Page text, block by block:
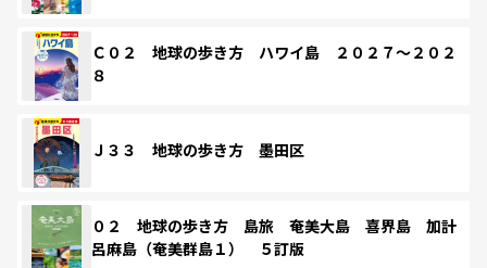
Ｃ０２ 地球の歩き方 ハワイ島 ２０２７～２０２
８
Ｊ３３ 地球の歩き方 墨田区
０２ 地球の歩き方 島旅 奄美大島 喜界島 加計
呂麻島（奄美群島１） ５訂版